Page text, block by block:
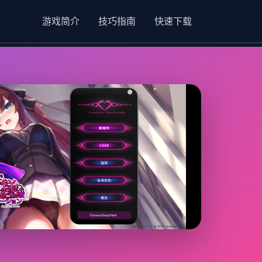
游戏简介 技巧指南 快速下载